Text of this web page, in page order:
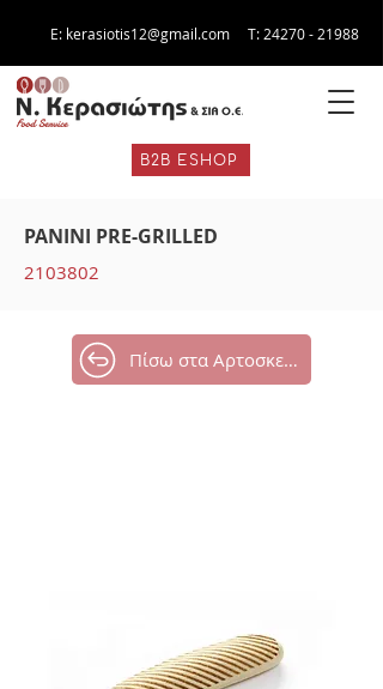
E: kerasiotis12@gmail.com Τ: 24270 - 21988
B2B ESHOP
PANINI PRE-GRILLED
2103802
Πίσω στα Αρτοσκευάσματα